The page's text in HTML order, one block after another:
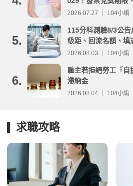
2026.07.27 ｜ 104小編
5.
115分科測驗8/3公
級距、回流名額、填
分析
2026.08.03 ｜ 104小編
6.
雇主若拒絕勞工「自
滯納金
2026.08.04 ｜ 104小編
求職攻略